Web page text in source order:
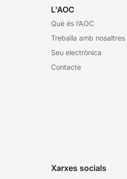
L'AOC
Què és l’AOC
Treballa amb nosaltres
Seu electrònica
Contacte
Xarxes socials